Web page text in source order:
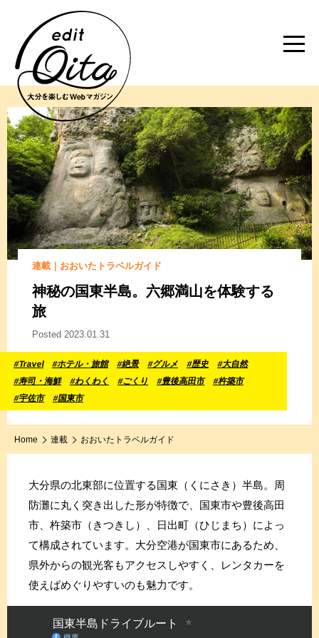
連載｜おおいたトラベルガイド
神秘の国東半島。六郷満山を体験する
旅
Posted 2023.01.31
#Travel #ホテル・旅館 #絶景 #グルメ #歴史
#大自然
#寿司・海鮮
#わくわく #ごくり #豊後高田市
#杵築市
#宇佐市
#国東市
Home 連載 おおいたトラベルガイド
大分県の北東部に位置する国東（くにさき）半島。周
防灘に丸く突き出した形が特徴で、国東市や豊後高田
市、杵築市（きつきし）、日出町（ひじまち）によっ
て構成されています。大分空港が国東市にあるため、
県外からの観光客もアクセスしやすく、レンタカーを
使えばめぐりやすいのも魅力です。